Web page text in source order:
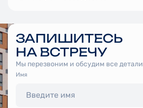
ЗАПИШИТЕСЬ
НА ВСТРЕЧУ
Мы перезвоним и обсудим все детали
Имя